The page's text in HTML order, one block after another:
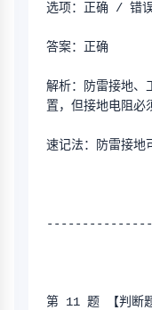
选项：正确 / 错
答案：正确
解析：防雷接地、
置，但接地电阻必
速记法：防雷接地
第 11 题 【判断题